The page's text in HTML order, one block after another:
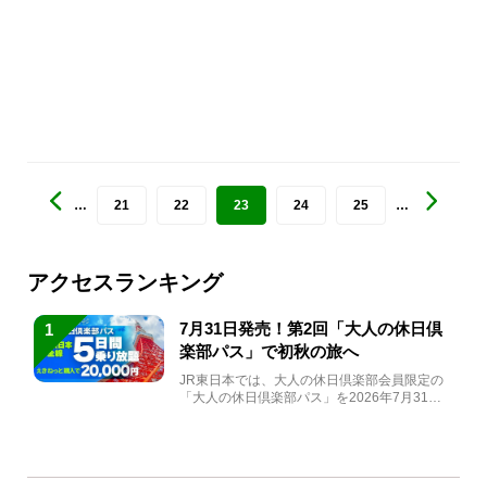
… 21 22 23 24 25 …
アクセスランキング
1
7月31日発売！第2回「大人の休日倶
楽部パス」で初秋の旅へ
JR東日本では、大人の休日倶楽部会員限定の
「大人の休日倶楽部パス」を2026年7月31日